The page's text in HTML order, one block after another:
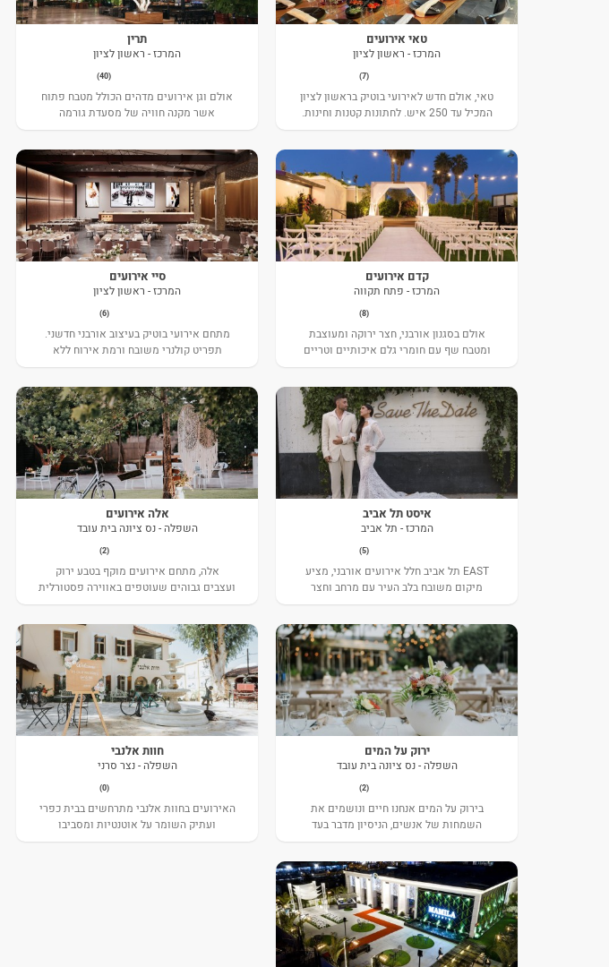
טאי אירועים
המרכז - ראשון לציון
(7)
טאי, אולם חדש לאירועי בוטיק בראשון לציון
המכיל עד 250 איש. לחתונות קטנות וחינות.
תרין
המרכז - ראשון לציון
(40)
אולם וגן אירועים מדהים הכולל מטבח פתוח
אשר מקנה חוויה של מסעדת גורמה
יוקרתית.
קדם אירועים
המרכז - פתח תקווה
(8)
אולם בסגנון אורבני, חצר ירוקה ומעוצבת
ומטבח שף עם חומרי גלם איכותיים וטריים
סיי אירועים
המרכז - ראשון לציון
(6)
מתחם אירועי בוטיק בעיצוב אורבני חדשני.
תפריט קולנרי משובח ורמת אירוח ללא
פשרות.
איסט תל אביב
המרכז - תל אביב
(5)
EAST תל אביב חלל אירועים אורבני, מציע
מיקום משובח בלב העיר עם מרחב וחצר
ירוקה.
אלה אירועים
השפלה - נס ציונה בית עובד
(2)
אלה, מתחם אירועים מוקף בטבע ירוק
ועצבים גבוהים שעוטפים באווירה פסטורלית
את האירוע שלכם.
ירוק על המים
השפלה - נס ציונה בית עובד
(2)
בירוק על המים אנחנו חיים ונושמים את
השמחות של אנשים, הניסיון מדבר בעד
עצמו, מעל 30 שנה :)
חוות אלנבי
השפלה - נצר סרני
(0)
האירועים בחוות אלנבי מתרחשים בבית כפרי
ועתיק השומר על אוטנטיות ומסביבו
שמורת טבע ירוקה ומרשימה.